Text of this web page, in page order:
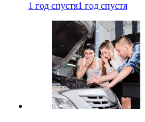
1 год спустя1 год спустя